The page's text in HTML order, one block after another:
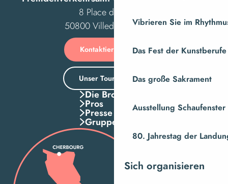
Vibrieren Sie im
Das Fest der Kunstberufe
Das große Sakrament
Ausstellung
80. Jahrestag der
Sich organisieren
8 Place des Costils
50800 Villedieu-les-Poêles
Kontaktieren Sie uns
Unser Tourismusbüro
Die Broschuren
Pros
Presse
Gruppen